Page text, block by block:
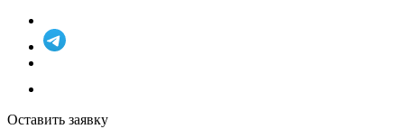
Оставить заявку